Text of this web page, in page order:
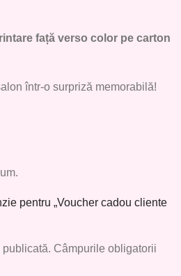
față verso color pe carton
într-o surpriză memorabilă!
pentru „Voucher cadou cliente
publicată. Câmpurile obligatorii